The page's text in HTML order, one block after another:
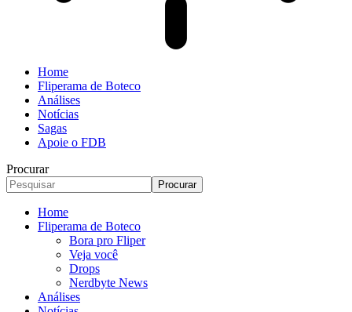
Home
Fliperama de Boteco
Análises
Notícias
Sagas
Apoie o FDB
Procurar
Home
Fliperama de Boteco
Bora pro Fliper
Veja você
Drops
Nerdbyte News
Análises